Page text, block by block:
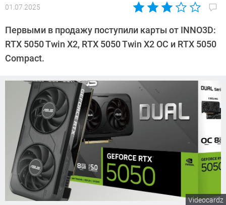
01.07.2025
Автор:
Калашников
Первыми в продажу поступили карты от INNO3D:
RTX 5050 Twin X2, RTX 5050 Twin X2 OC и RTX 5050
Compact.
Videocardz